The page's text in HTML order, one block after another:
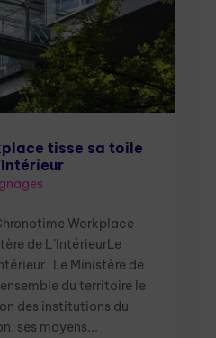
tisse sa toile
Workplace
de L’IntérieurLe
Le Ministère de
du territoire le
des institutions du
ses moyens...